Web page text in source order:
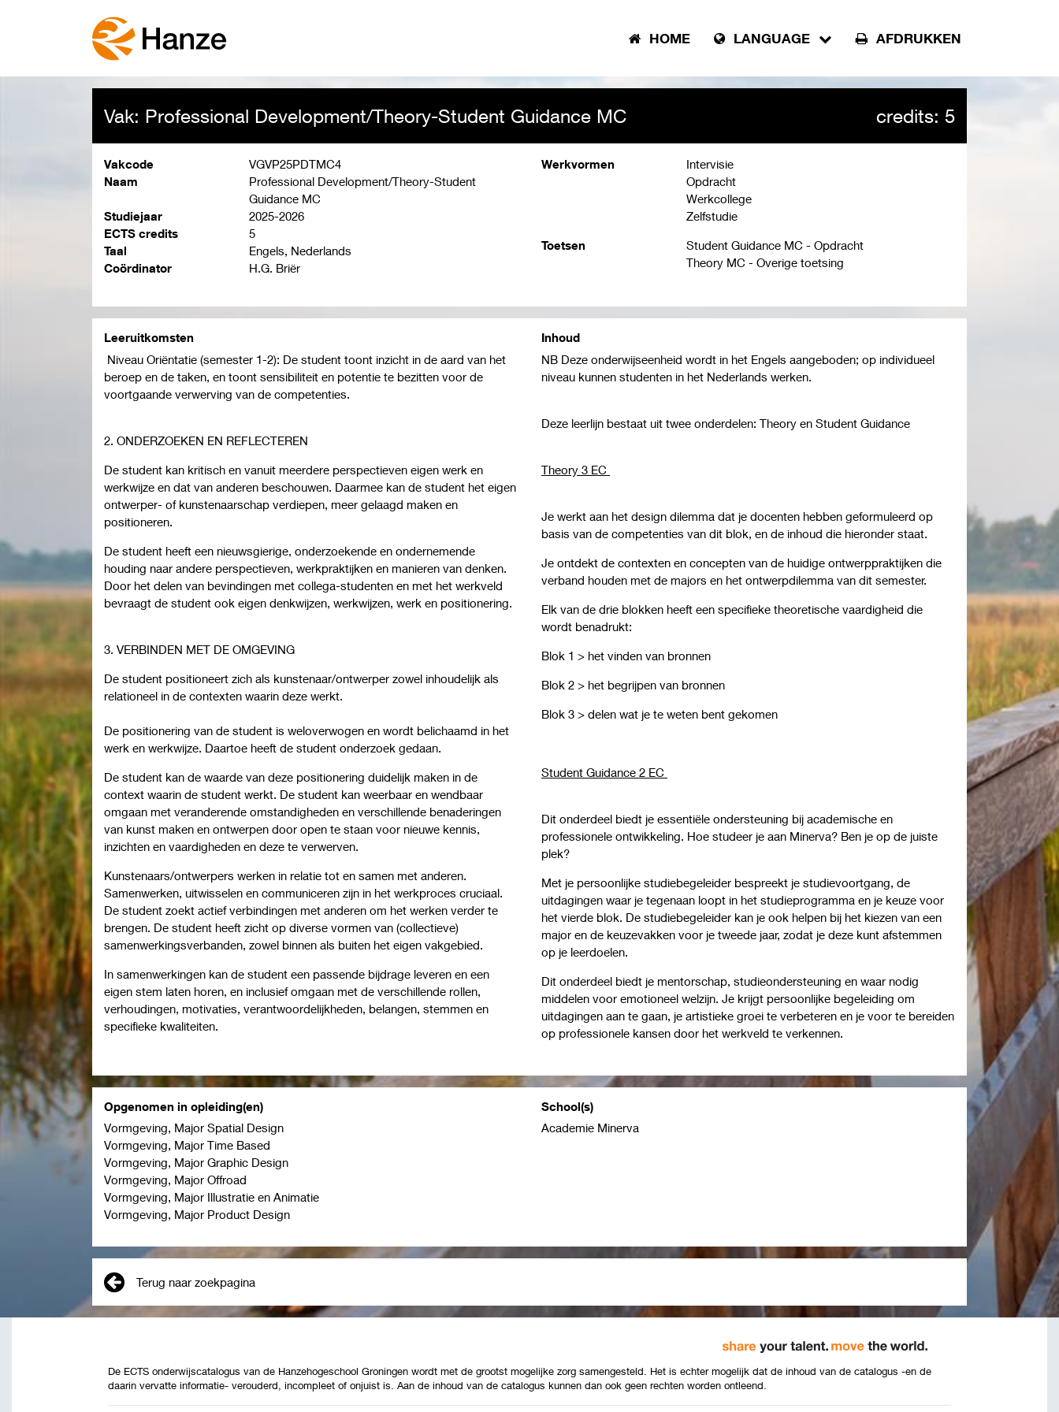
HOME LANGUAGE AFDRUKKEN
Vak: Professional Development/Theory-Student Guidance MC credits: 5
Vakcode
VGVP25PDTMC4
Naam
Professional Development/Theory-Student
Guidance MC
Studiejaar
2025-2026
ECTS credits
5
Taal
Engels, Nederlands
Coördinator
H.G. Briër
Werkvormen
Intervisie
Opdracht
Werkcollege
Zelfstudie
Toetsen
Student Guidance MC - Opdracht
Theory MC - Overige toetsing
Leeruitkomsten
Niveau Oriëntatie (semester 1-2): De student toont inzicht in de aard van het
beroep en de taken, en toont sensibiliteit en potentie te bezitten voor de
voortgaande verwerving van de competenties.
2. ONDERZOEKEN EN REFLECTEREN
De student kan kritisch en vanuit meerdere perspectieven eigen werk en
werkwijze en dat van anderen beschouwen. Daarmee kan de student het eigen
ontwerper- of kunstenaarschap verdiepen, meer gelaagd maken en
positioneren.
De student heeft een nieuwsgierige, onderzoekende en ondernemende
houding naar andere perspectieven, werkpraktijken en manieren van denken.
Door het delen van bevindingen met collega-studenten en met het werkveld
bevraagt de student ook eigen denkwijzen, werkwijzen, werk en positionering.
3. VERBINDEN MET DE OMGEVING
De student positioneert zich als kunstenaar/ontwerper zowel inhoudelijk als
relationeel in de contexten waarin deze werkt.
De positionering van de student is weloverwogen en wordt belichaamd in het
werk en werkwijze. Daartoe heeft de student onderzoek gedaan.
De student kan de waarde van deze positionering duidelijk maken in de
context waarin de student werkt. De student kan weerbaar en wendbaar
omgaan met veranderende omstandigheden en verschillende benaderingen
van kunst maken en ontwerpen door open te staan voor nieuwe kennis,
inzichten en vaardigheden en deze te verwerven.
Kunstenaars/ontwerpers werken in relatie tot en samen met anderen.
Samenwerken, uitwisselen en communiceren zijn in het werkproces cruciaal.
De student zoekt actief verbindingen met anderen om het werken verder te
brengen. De student heeft zicht op diverse vormen van (collectieve)
samenwerkingsverbanden, zowel binnen als buiten het eigen vakgebied.
In samenwerkingen kan de student een passende bijdrage leveren en een
eigen stem laten horen, en inclusief omgaan met de verschillende rollen,
verhoudingen, motivaties, verantwoordelijkheden, belangen, stemmen en
specifieke kwaliteiten.
Inhoud
NB Deze onderwijseenheid wordt in het Engels aangeboden; op individueel
niveau kunnen studenten in het Nederlands werken.
Deze leerlijn bestaat uit twee onderdelen: Theory en Student Guidance
Theory 3 EC
Je werkt aan het design dilemma dat je docenten hebben geformuleerd op
basis van de competenties van dit blok, en de inhoud die hieronder staat.
Je ontdekt de contexten en concepten van de huidige ontwerppraktijken die
verband houden met de majors en het ontwerpdilemma van dit semester.
Elk van de drie blokken heeft een specifieke theoretische vaardigheid die
wordt benadrukt:
Blok 1 > het vinden van bronnen
Blok 2 > het begrijpen van bronnen
Blok 3 > delen wat je te weten bent gekomen
Student Guidance 2 EC
Dit onderdeel biedt je essentiële ondersteuning bij academische en
professionele ontwikkeling. Hoe studeer je aan Minerva? Ben je op de juiste
plek?
Met je persoonlijke studiebegeleider bespreekt je studievoortgang, de
uitdagingen waar je tegenaan loopt in het studieprogramma en je keuze voor
het vierde blok. De studiebegeleider kan je ook helpen bij het kiezen van een
major en de keuzevakken voor je tweede jaar, zodat je deze kunt afstemmen
op je leerdoelen.
Dit onderdeel biedt je mentorschap, studieondersteuning en waar nodig
middelen voor emotioneel welzijn. Je krijgt persoonlijke begeleiding om
uitdagingen aan te gaan, je artistieke groei te verbeteren en je voor te bereiden
op professionele kansen door het werkveld te verkennen.
Opgenomen in opleiding(en)
Vormgeving, Major Spatial Design
Vormgeving, Major Time Based
Vormgeving, Major Graphic Design
Vormgeving, Major Offroad
Vormgeving, Major Illustratie en Animatie
Vormgeving, Major Product Design
School(s)
Academie Minerva
Terug naar zoekpagina
De ECTS onderwijscatalogus van de Hanzehogeschool Groningen wordt met de grootst mogelijke zorg samengesteld. Het is echter mogelijk dat de inhoud van de catalogus -en de
daarin vervatte informatie- verouderd, incompleet of onjuist is. Aan de inhoud van de catalogus kunnen dan ook geen rechten worden ontleend.